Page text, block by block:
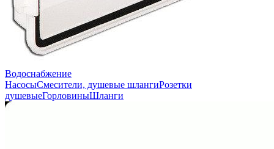
Водоснабжение
НасосыСмесители, душевые шлангиРозетки
душевыеГорловиныШланги